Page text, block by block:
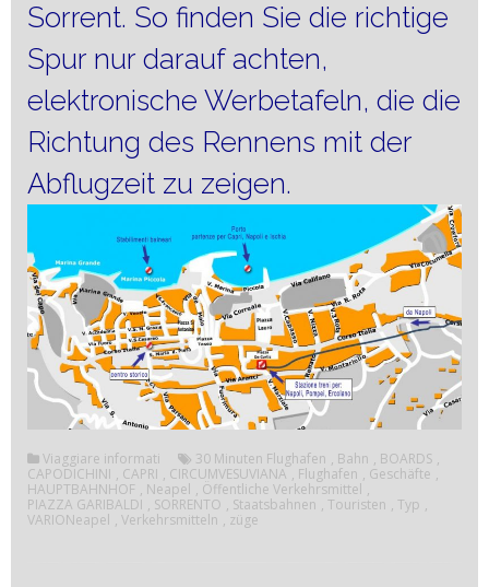
Sorrent. So finden Sie die richtige
Spur nur darauf achten,
elektronische Werbetafeln, die die
Richtung des Rennens mit der
Abflugzeit zu zeigen.
Viaggiare informati 30 Minuten Flughafen , Bahn , BOARDS ,
CAPODICHINI , CAPRI , CIRCUMVESUVIANA , Flughafen , Geschäfte ,
HAUPTBAHNHOF , Neapel , Öffentliche Verkehrsmittel ,
PIAZZA GARIBALDI , SORRENTO , Staatsbahnen , Touristen , Typ ,
VARIONeapel , Verkehrsmitteln , züge